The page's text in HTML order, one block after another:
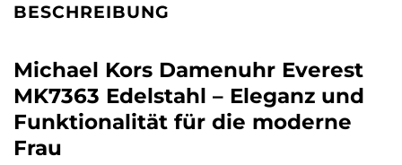
BESCHREIBUNG
Michael Kors Damenuhr Everest
MK7363 Edelstahl – Eleganz und
Funktionalität für die moderne
Frau